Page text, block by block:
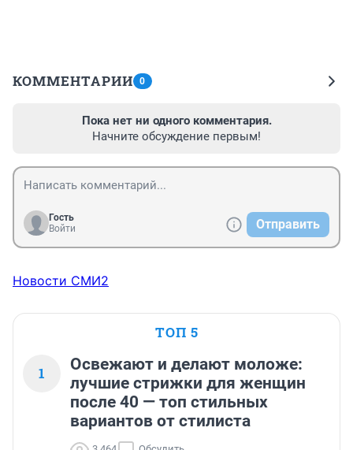
КОММЕНТАРИИ 0
Пока нет ни одного комментария.
Начните обсуждение первым!
Гость
Войти
Отправить
Новости СМИ2
ТОП 5
1
Освежают и делают моложе:
лучшие стрижки для женщин
после 40 — топ стильных
вариантов от стилиста